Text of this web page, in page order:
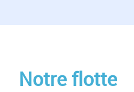
Notre flotte